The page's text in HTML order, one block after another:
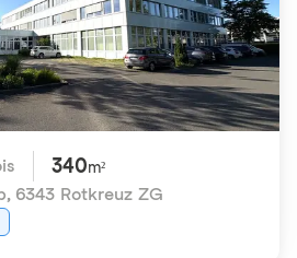
340m²
, 6343 Rotkreuz ZG